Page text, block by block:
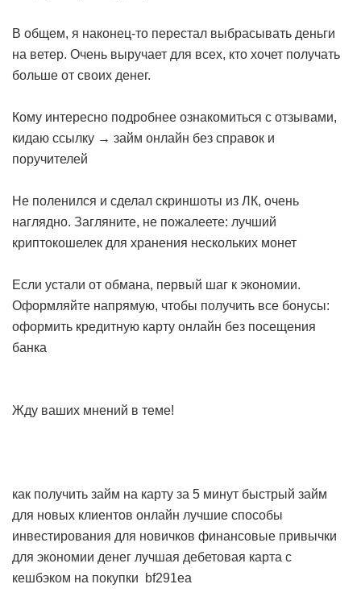
В общем, я наконец-то перестал выбрасывать деньги
на ветер. Очень выручает для всех, кто хочет получать
больше от своих денег.
Кому интересно подробнее ознакомиться с отзывами,
кидаю ссылку → займ онлайн без справок и
поручителей
Не поленился и сделал скриншоты из ЛК, очень
наглядно. Загляните, не пожалеете: лучший
криптокошелек для хранения нескольких монет
Если устали от обмана, первый шаг к экономии.
Оформляйте напрямую, чтобы получить все бонусы:
оформить кредитную карту онлайн без посещения
банка
Жду ваших мнений в теме!
как получить займ на карту за 5 минут быстрый займ
для новых клиентов онлайн лучшие способы
инвестирования для новичков финансовые привычки
для экономии денег лучшая дебетовая карта с
кешбэком на покупки bf291ea